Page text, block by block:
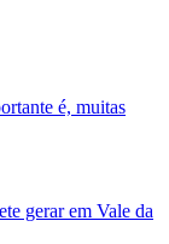
é, muitas
gerar em Vale da